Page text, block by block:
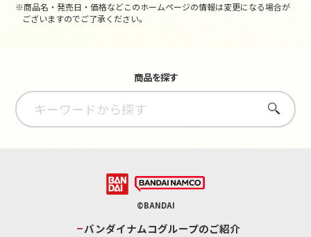
※商品名・発売日・価格などこのホームページの情報は変更になる場合が
ございますのでご了承ください。
商品を探す
さがす
©BANDAI
バンダイナムコグループのご紹介